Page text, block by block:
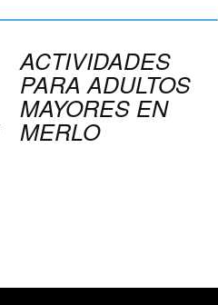
ACTIVIDADES
PARA ADULTOS
MAYORES EN
MERLO